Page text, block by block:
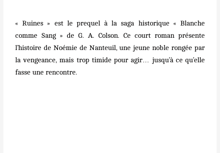
« Ruines » est le prequel à la saga historique « Blanche
comme Sang » de G. A. Colson. Ce court roman présente
l’histoire de Noémie de Nanteuil, une jeune noble rongée par
la vengeance, mais trop timide pour agir… jusqu’à ce qu’elle
fasse une rencontre.